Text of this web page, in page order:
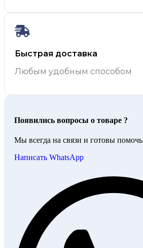
Быстрая доставка
Любым удобным способом
Появились вопросы о товаре ?
Мы всегда на связи и готовы помочь
Написать WhatsApp